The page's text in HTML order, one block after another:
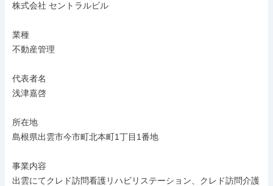
株式会社 セントラルビル
業種
不動産管理
代表者名
浅津嘉啓
所在地
島根県出雲市今市町北本町1丁目1番地
事業内容
出雲にてクレド訪問看護リハビリステーション、クレド訪問介護